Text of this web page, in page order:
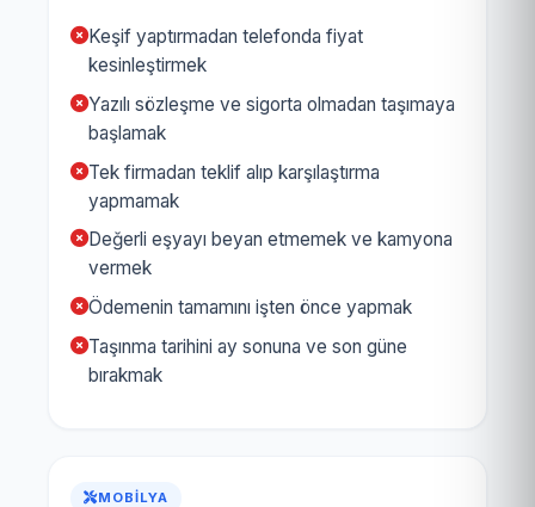
Keşif yaptırmadan telefonda fiyat
kesinleştirmek
Yazılı sözleşme ve sigorta olmadan taşımaya
başlamak
Tek firmadan teklif alıp karşılaştırma
yapmamak
Değerli eşyayı beyan etmemek ve kamyona
vermek
Ödemenin tamamını işten önce yapmak
Taşınma tarihini ay sonuna ve son güne
bırakmak
MOBILYA